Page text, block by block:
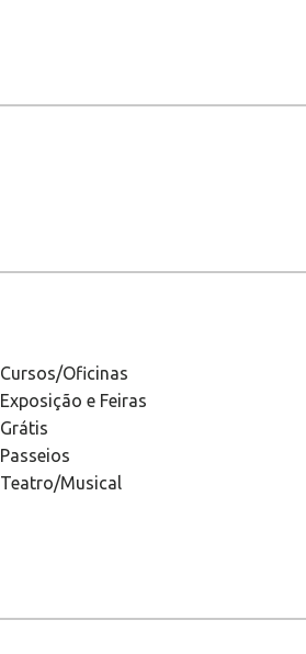
Cursos/Oficinas
Exposição e Feiras
Grátis
Passeios
Teatro/Musical